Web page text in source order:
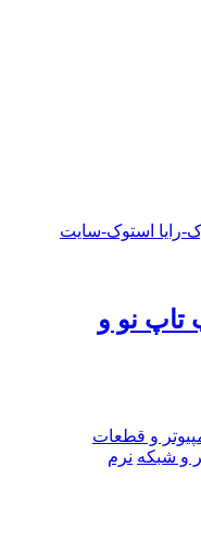
تاپ نو و
و قطعات
و شبکه نرم